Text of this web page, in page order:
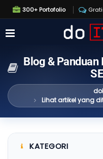
300+ Portofolio
Blog & Panduan
Lihat artikel yang
KATEGORI